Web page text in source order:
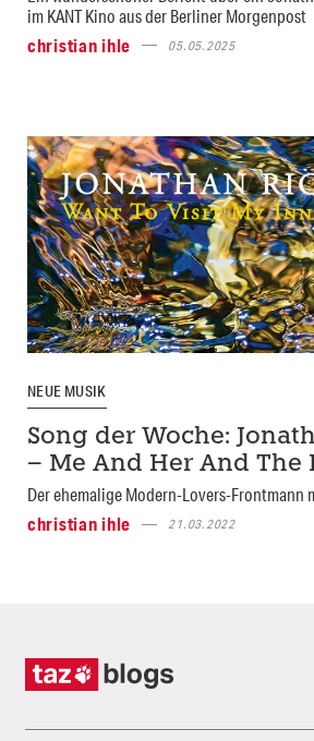
im KANT Kino aus der Berliner Morgenpost
christian ihle
05.05.2025
NEUE MUSIK
Song der Woche:
– Me And Her And The
Der ehemalige Modern-Lovers-Frontmann
christian ihle
21.03.2022